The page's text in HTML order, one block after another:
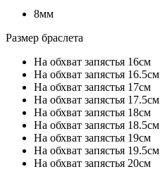
8мм
Размер браслета
На обхват запястья 16см
На обхват запястья 16.5см
На обхват запястья 17см
На обхват запястья 17.5см
На обхват запястья 18см
На обхват запястья 18.5см
На обхват запястья 19см
На обхват запястья 19.5см
На обхват запястья 20см